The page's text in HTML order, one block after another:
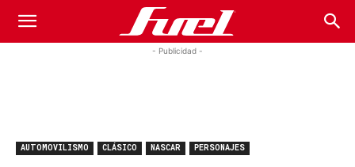
Fuel
Magazine
- Publicidad -
AUTOMOVILISMO CLÁSICO NASCAR PERSONAJES